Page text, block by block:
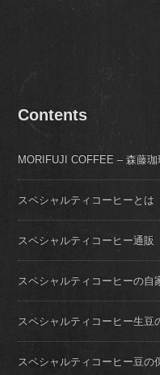
Contents
MORIFUJI COFFEE – 森藤珈
スペシャルティコーヒーとは
スペシャルティコーヒー通販
スペシャルティコーヒーの自
スペシャルティコーヒー生豆
スペシャルティコーヒー豆の